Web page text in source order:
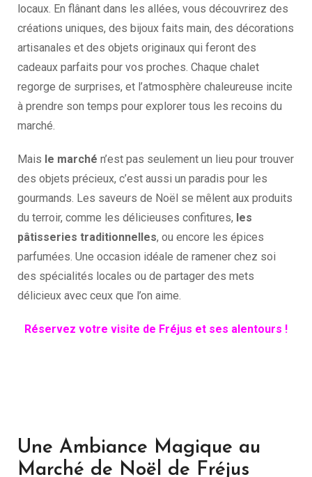
locaux. En flânant dans les allées, vous découvrirez des
créations uniques, des bijoux faits main, des décorations
artisanales et des objets originaux qui feront des
cadeaux parfaits pour vos proches. Chaque chalet
regorge de surprises, et l’atmosphère chaleureuse incite
à prendre son temps pour explorer tous les recoins du
marché.
Mais le marché n’est pas seulement un lieu pour trouver
des objets précieux, c’est aussi un paradis pour les
gourmands. Les saveurs de Noël se mêlent aux produits
du terroir, comme les délicieuses confitures, les
pâtisseries traditionnelles, ou encore les épices
parfumées. Une occasion idéale de ramener chez soi
des spécialités locales ou de partager des mets
délicieux avec ceux que l’on aime.
Réservez votre visite de Fréjus et ses alentours !
Une Ambiance Magique au
Marché de Noël de Fréjus